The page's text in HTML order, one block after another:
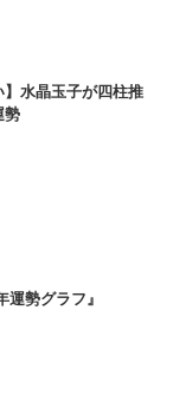
】水晶玉子が四柱推
勢
勢グラフ』